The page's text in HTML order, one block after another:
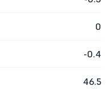
0
-0.4
46.5